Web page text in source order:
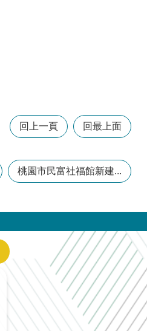
回上一頁 回最上面
桃園市民富社福館新建...